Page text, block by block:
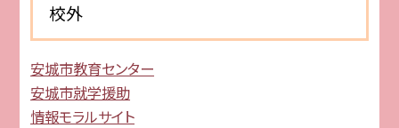
校外
安城市教育センター
安城市就学援助
情報モラルサイト